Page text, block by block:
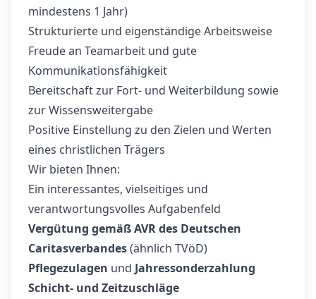
mindestens 1 Jahr)
Strukturierte und eigenständige Arbeitsweise
Freude an Teamarbeit und gute
Kommunikationsfähigkeit
Bereitschaft zur Fort- und Weiterbildung sowie
zur Wissensweitergabe
Positive Einstellung zu den Zielen und Werten
eines christlichen Trägers
Wir bieten Ihnen:
Ein interessantes, vielseitiges und
verantwortungsvolles Aufgabenfeld
Vergütung gemäß AVR des Deutschen
Caritasverbandes(ähnlich TVöD)
Pflegezulagen und Jahressonderzahlung
Schicht- und Zeitzuschläge